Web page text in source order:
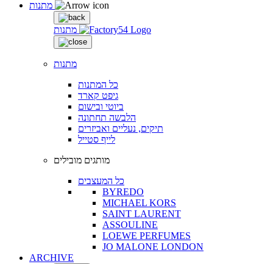
מתנות
מתנות
כל המתנות
גיפט קארד
ביוטי ובישום
הלבשה תחתונה
תיקים, נעליים ואביזרים
לייף סטייל
מותגים מובילים
כל המעצבים
BYREDO
MICHAEL KORS
SAINT LAURENT
ASSOULINE
LOEWE PERFUMES
JO MALONE LONDON
ARCHIVE